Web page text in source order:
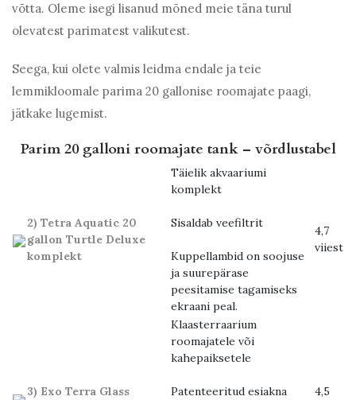
võtta. Oleme isegi lisanud mõned meie täna turul
olevatest parimatest valikutest.
Seega, kui olete valmis leidma endale ja teie
lemmikloomale parima 20 gallonise roomajate paagi,
jätkake lugemist.
Parim 20 galloni roomajate tank – võrdlustabel
2) Tetra Aquatic 20
gallon Turtle Deluxe
komplekt
Täielik akvaariumi
komplekt
Sisaldab veefiltrit
Kuppellambid on soojuse
ja suurepärase
peesitamise tagamiseks
ekraani peal.
4,7
viiest
3) Exo Terra Glass
Klaasterraarium
roomajatele või
kahepaiksetele
Patenteeritud esiakna
4,5